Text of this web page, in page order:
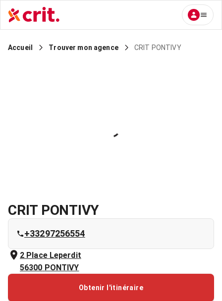
Accueil Trouver mon agence CRIT PONTIVY
CRIT PONTIVY
+33297256554
2 Place Leperdit
56300 PONTIVY
Obtenir l'itinéraire